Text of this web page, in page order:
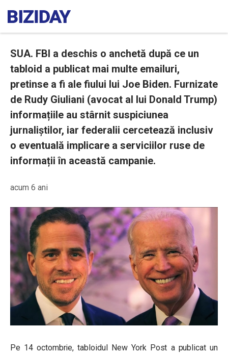
SUA. FBI a deschis o anchetă după ce un
tabloid a publicat mai multe emailuri,
pretinse a fi ale fiului lui Joe Biden. Furnizate
de Rudy Giuliani (avocat al lui Donald Trump)
informațiile au stârnit suspiciunea
jurnaliștilor, iar federalii cercetează inclusiv
o eventuală implicare a serviciilor ruse de
informații în această campanie.
acum 6 ani
Pe 14 octombrie, tabloidul New York Post a publicat un